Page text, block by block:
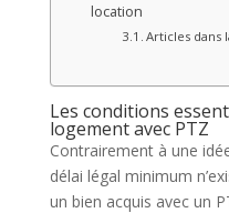
location
Articles dans
Les conditions
logement avec PTZ
Contrairement à une
délai légal minimum
un bien acquis avec un